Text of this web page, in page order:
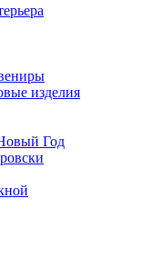
изделия
Год